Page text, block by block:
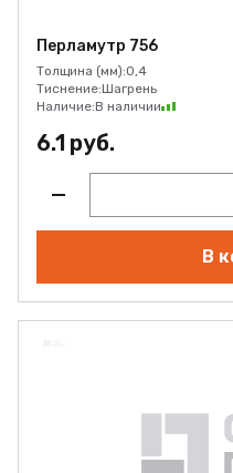
Перламутр 756
Толщина (мм):0,4
Тиснение:Шагрень
Наличие:В наличии
6.1 руб.
В